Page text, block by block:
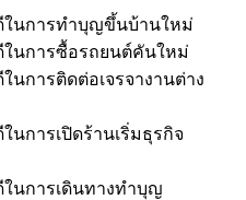
ในการทำบุญขึ้นบ้านใหม่
ในการซื้อรถยนต์คันใหม่
นการติดต่อเจรจางานต่าง
นการเปิดร้านเริ่มธุรกิจ
ในการเดินทางทำบุญ